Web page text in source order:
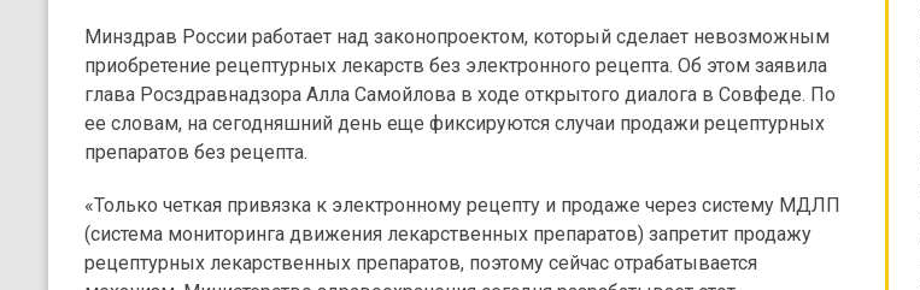
Минздрав России работает над законопроектом, который сделает невозможным
приобретение рецептурных лекарств без электронного рецепта. Об этом заявила
глава Росздравнадзора Алла Самойлова в ходе открытого диалога в Совфеде. По
ее словам, на сегодняшний день еще фиксируются случаи продажи рецептурных
препаратов без рецепта.
«Только четкая привязка к электронному рецепту и продаже через систему МДЛП
(система мониторинга движения лекарственных препаратов) запретит продажу
рецептурных лекарственных препаратов, поэтому сейчас отрабатывается